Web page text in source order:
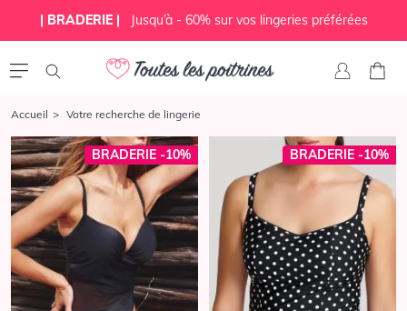
| BRADERIE | Jusqu’à - 60% sur vos lingeries préférées
Accueil Votre recherche de lingerie
BRADERIE -10% BRADERIE -10%